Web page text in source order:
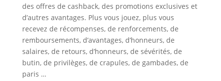
des offres de cashback, des promotions exclusives et
d’autres avantages. Plus vous jouez, plus vous
recevez de récompenses, de renforcements, de
remboursements, d’avantages, d’honneurs, de
salaires, de retours, d’honneurs, de sévérités, de
butin, de privilèges, de crapules, de gambades, de
paris …